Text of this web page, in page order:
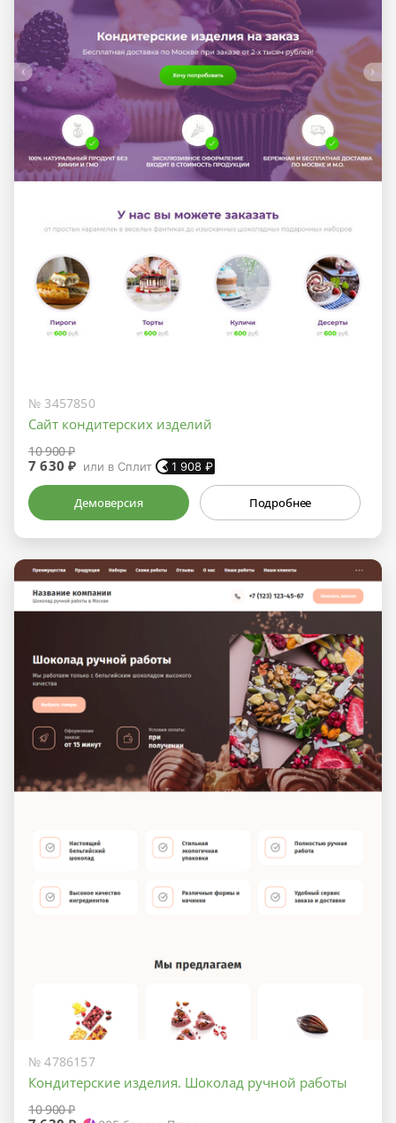
№ 3457850
Сайт кондитерских изделий
10 900 ₽
7 630 ₽ или в Сплит 1 908 ₽
Демоверсия Подробнее
№ 4786157
Кондитерские изделия. Шоколад ручной работы
10 900 ₽